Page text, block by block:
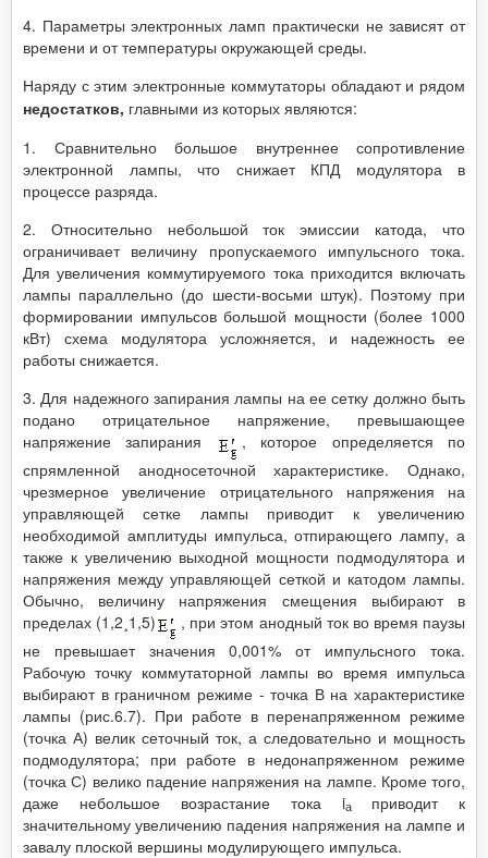
4. Параметры электронных ламп практически не зависят от
времени и от температуры окружающей среды.
Наряду с этим электронные коммутаторы обладают и рядом
недостатков, главными из которых являются:
1. Сравнительно большое внутреннее сопротивление
электронной лампы, что снижает КПД модулятора в
процессе разряда.
2. Относительно небольшой ток эмиссии катода, что
ограничивает величину пропускаемого импульсного тока.
Для увеличения коммутируемого тока приходится включать
лампы параллельно (до шести-восьми штук). Поэтому при
формировании импульсов большой мощности (более 1000
кВт) схема модулятора усложняется, и надежность ее
работы снижается.
3. Для надежного запирания лампы на ее сетку должно быть
подано отрицательное напряжение, превышающее
напряжение запирания
, которое определяется по
спрямленной анодносеточной характеристике. Однако,
чрезмерное увеличение отрицательного напряжения на
управляющей сетке лампы приводит к увеличению
необходимой амплитуды импульса, отпирающего лампу, а
также к увеличению выходной мощности подмодулятора и
напряжения между управляющей сеткой и катодом лампы.
Обычно, величину напряжения смещения выбирают в
пределах (1,2¸1,5)
, при этом анодный ток во время паузы
не превышает значения 0,001% от импульсного тока.
Рабочую точку коммутаторной лампы во время импульса
выбирают в граничном режиме - точка В на характеристике
лампы (рис.6.7). При работе в перенапряженном режиме
(точка А) велик сеточный ток, а следовательно и мощность
подмодулятора; при работе в недонапряженном режиме
(точка С) велико падение напряжения на лампе. Кроме того,
даже небольшое возрастание тока iа приводит к
значительному увеличению падения напряжения на лампе и
завалу плоской вершины модулирующего импульса.